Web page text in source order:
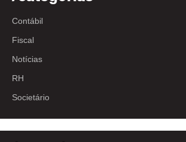
Contábil
Fiscal
Notícias
RH
Societário